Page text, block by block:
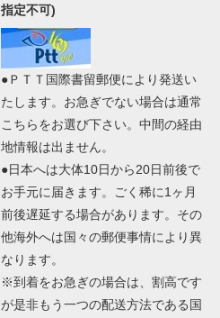
指定不可)
●ＰＴＴ国際書留郵便により発送い
たします。お急ぎでない場合は通常
こちらをお選び下さい。中間の経由
地情報は出ません。
●日本へは大体10日から20日前後で
お手元に届きます。ごく稀に1ヶ月
前後遅延する場合があります。その
他海外へは国々の郵便事情により異
なります。
※到着をお急ぎの場合は、割高です
が是非もう一つの配送方法である国